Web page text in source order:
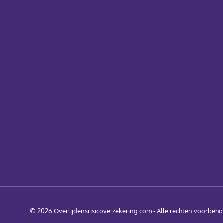
© 2026 Overlijdensrisicoverzekering.com - Alle rechten